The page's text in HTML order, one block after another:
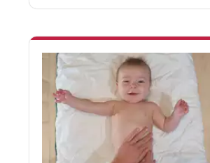
om vad du kan göra om barnet
hickar och kräks, och råd om hur
du kan få barnet att rapa.